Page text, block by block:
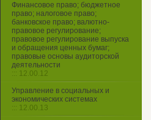
Финансовое право; бюджетное
право; налоговое право;
банковское право; валютно-
правовое регулирование;
правовое регулирование выпуска
и обращения ценных бумаг;
правовые основы аудиторской
деятельности
::: 12.00.12
Управление в социальных и
экономических системах
::: 12.00.13